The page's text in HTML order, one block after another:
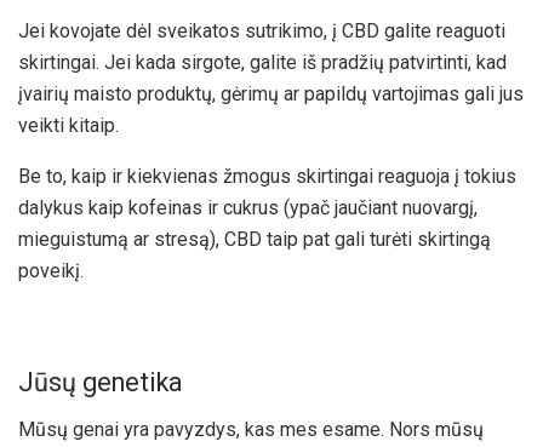
Jei kovojate dėl sveikatos sutrikimo, į CBD galite reaguoti
skirtingai. Jei kada sirgote, galite iš pradžių patvirtinti, kad
įvairių maisto produktų, gėrimų ar papildų vartojimas gali jus
veikti kitaip.
Be to, kaip ir kiekvienas žmogus skirtingai reaguoja į tokius
dalykus kaip kofeinas ir cukrus (ypač jaučiant nuovargį,
mieguistumą ar stresą), CBD taip pat gali turėti skirtingą
poveikį.
Jūsų genetika
Mūsų genai yra pavyzdys, kas mes esame. Nors mūsų